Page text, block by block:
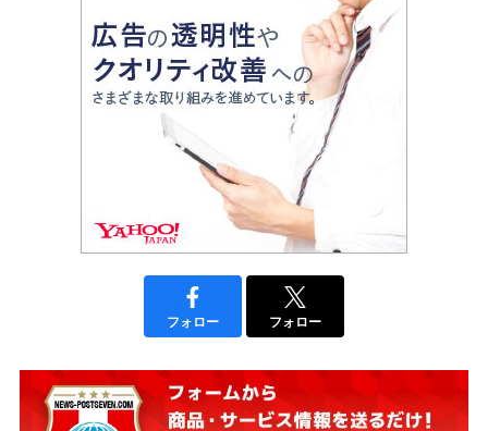
フォロー フォロー